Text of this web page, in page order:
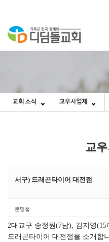
교회 소식 교우사업체
교
서구) 드래곤타이어 대전점
문명철
2대교구 송정원(7남), 김지영
드래곤타이어 대전점을 소개합